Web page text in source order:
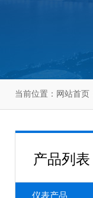
当前位置： 网站首页
产品列表
仪表产品